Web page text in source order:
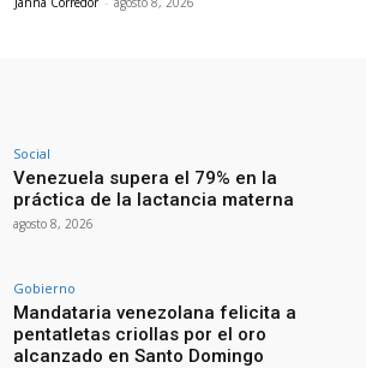
Social
Venezuela supera el 79% en la
práctica de la lactancia materna
agosto 8, 2026
Gobierno
Mandataria venezolana felicita a
pentatletas criollas por el oro
alcanzado en Santo Domingo